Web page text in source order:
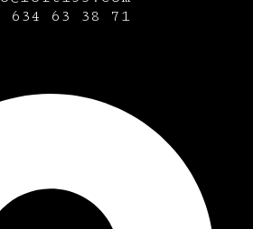
634 63 38 71